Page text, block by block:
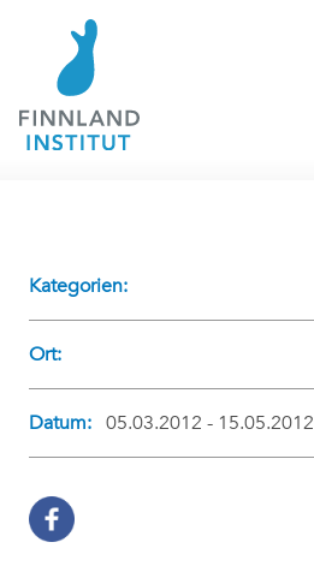
Kategorien:
Ort:
Datum: 05.03.2012 - 15.05.2012